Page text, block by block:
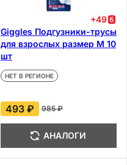
+49
Giggles Подгузники-трусы
для взрослых размер М 10
шт
НЕТ В РЕГИОНЕ
493 ₽ 985 ₽
АНАЛОГИ